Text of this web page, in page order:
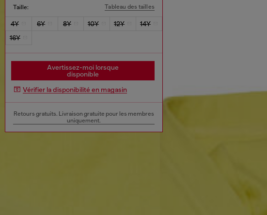
Taille: Tableau des tailles
4Y 6Y 8Y 10Y 12Y
14Y
16Y
Avertissez-moi lorsque
disponible
Vérifier la disponibilité en magasin
Retours gratuits. Livraison gratuite pour les membres
uniquement.